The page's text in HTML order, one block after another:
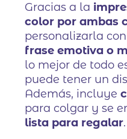
Gracias a la
color por ambas
personalizarla
frase emotiva o
lo mejor de todo
puede tener un
Además, incluye
para colgar y se
lista para regalar